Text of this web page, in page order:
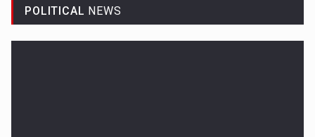
POLITICAL NEWS